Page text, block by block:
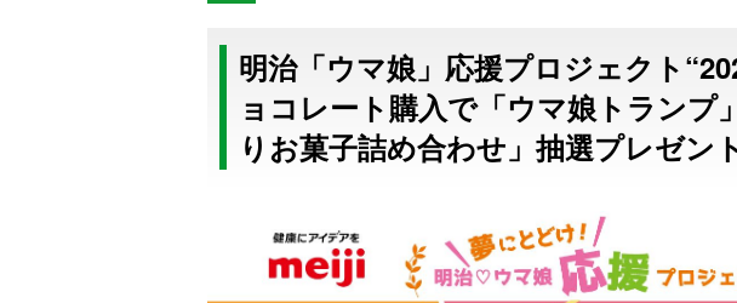
明治「ウマ娘」応援プロジェクト
ョコレート購入で「ウマ娘トランプ
りお菓子詰め合わせ」抽選プレゼン